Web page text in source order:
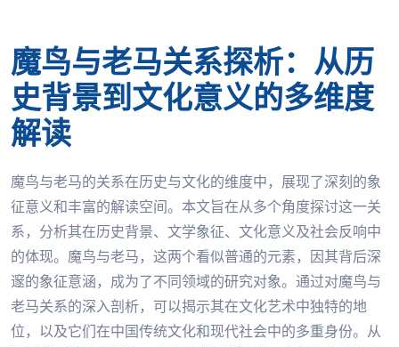
魔鸟与老马关系探析：从历
史背景到文化意义的多维度
解读
魔鸟与老马的关系在历史与文化的维度中，展现了深刻的象
征意义和丰富的解读空间。本文旨在从多个角度探讨这一关
系，分析其在历史背景、文学象征、文化意义及社会反响中
的体现。魔鸟与老马，这两个看似普通的元素，因其背后深
邃的象征意涵，成为了不同领域的研究对象。通过对魔鸟与
老马关系的深入剖析，可以揭示其在文化艺术中独特的地
位，以及它们在中国传统文化和现代社会中的多重身份。从